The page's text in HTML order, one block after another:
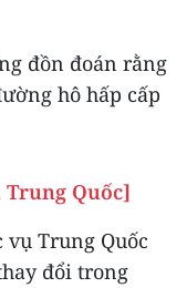
đồn đoán rằng
hô hấp cấp
Quốc]
Trung Quốc
đổi trong